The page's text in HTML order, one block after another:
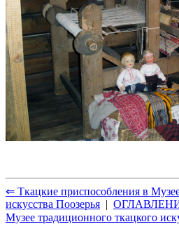
⇐ Ткацкие приспособления в
искусства Поозерья |
Музее традиционного ткацкого